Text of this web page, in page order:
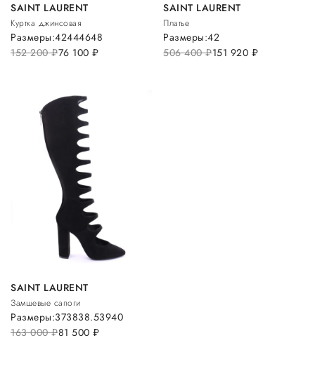
SAINT LAURENT
Куртка джинсовая
152 200руб.76 100 руб.
Размеры:42444648
SAINT LAURENT
Платье
506 400руб.151 920 руб.
Размеры:42
SAINT LAURENT
Замшевые сапоги
163 000руб.81 500 руб.
Размеры:373838.53940